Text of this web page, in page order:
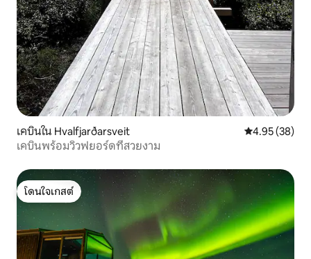
เคบินใน Hvalfjarðarsveit คะแนนเฉลี่ย
4.95 (38)
เคบินพร้อมวิวฟยอร์ดที่สวยงาม
โดนใจเกสต์
โดนใจเกสต์